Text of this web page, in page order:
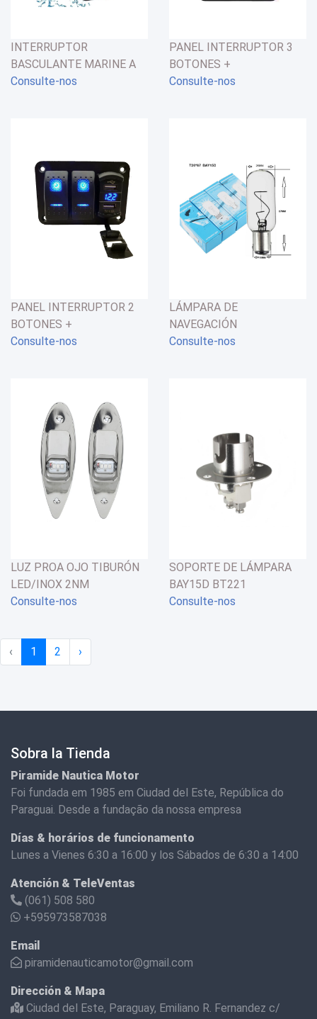
INTERRUPTOR
BASCULANTE MARINE A
PRUEBA DE AGUA 20Amp
Consulte-nos
PANEL INTERRUPTOR 3
BOTONES +
VOLTIMETRO/USB
Consulte-nos
PANEL INTERRUPTOR 2
BOTONES +
VOLTIMETRO/USB
Consulte-nos
LÁMPARA DE
NAVEGACIÓN
INCANDESCENTE CON
Consulte-nos
LUZ PROA OJO TIBURÓN
LED/INOX 2NM
Consulte-nos
SOPORTE DE LÁMPARA
BAY15D BT221
Consulte-nos
‹ 1 2 ›
Sobra la Tienda
Piramide Nautica Motor
Foi fundada em 1985 em Ciudad del Este, República do
Paraguai. Desde a fundação da nossa empresa
Días & horários de funcionamento
Lunes a Vienes 6:30 a 16:00 y los Sábados de 6:30 a 14:00
Atención & TeleVentas
(061) 508 580
+595973587038
Email
piramidenauticamotor@gmail.com
Dirección & Mapa
Ciudad del Este, Paraguay, Emiliano R. Fernandez c/